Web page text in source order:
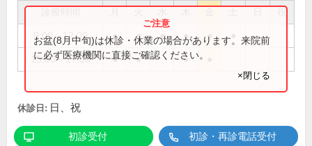
祝
9:00～12:00 ● ● ● ● ●
15:00～17:00 ● ● ●
お盆(8月中旬)は休診・休業の場合があります。来院前
に必ず医療機関に直接ご確認ください。
×閉じる
休診日: 日、祝
初診受付 初診・再診電話受付